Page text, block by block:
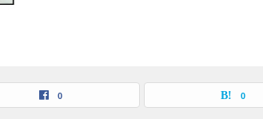
0 0